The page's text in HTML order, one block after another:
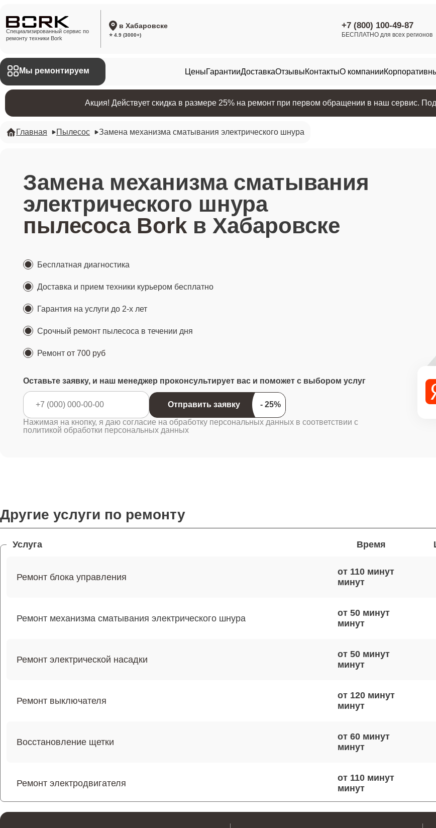
Специализированный сервис по
ремонту техники Bork
в Хабаровске
⭐ 4.9 (3000+)
+7 (800) 100-49-87
БЕСПЛАТНО для всех регионов
Мы ремонтируем ЦеныГарантииДоставкаОтзывыКонтактыО компании
Акция! Действует скидка в размере 25% на ремонт при первом обращении в наш сервис.
Главная Пылесос Замена механизма сматывания электрического шнура
Замена механизма сматывания
электрического шнура
пылесоса Bork в Хабаровске
Бесплатная диагностика
Доставка и прием техники курьером бесплатно
Гарантия на услуги до 2-х лет
Срочный ремонт пылесоса в течении дня
Ремонт от 700 руб
Оставьте заявку, и наш менеджер проконсультирует вас и поможет с выбором услуг
Отправить заявку
Нажимая на кнопку, я даю согласие на обработку персональных данных в соответствии с
политикой обработки персональных данных
Другие услуги по ремонту
Услуга Время
Ремонт блока управления
от 110 минут
Ремонт механизма сматывания электрического шнура
от 50 минут
Ремонт электрической насадки
от 50 минут
Ремонт выключателя
от 120 минут
Восстановление щетки
от 60 минут
Ремонт электродвигателя
от 110 минут